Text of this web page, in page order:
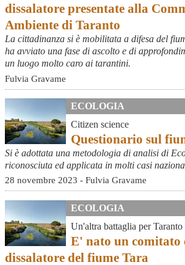
dissalatore presentate alla
Ambiente di Taranto
La cittadinanza si è mobilitata a difesa del
ha avviato una fase di ascolto e di
un luogo molto caro ai tarantini.
Fulvia Gravame
ECOLOGIA
Citizen science
Questionario sul
Si è adottata una metodologia di analisi di
riconosciuta ed applicata in molti casi
28 novembre 2023 - Fulvia Gravame
ECOLOGIA
Un'altra battaglia per Taranto
E' nato un comitato
dissalatore del fiume Tara